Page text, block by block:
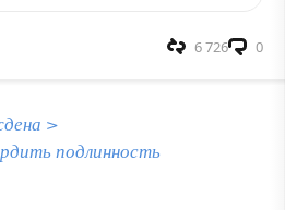
0
6 726
>
подлинность